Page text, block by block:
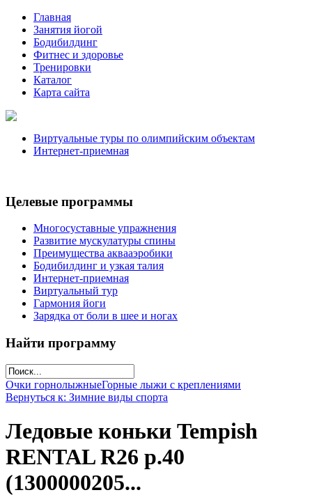
Главная
Занятия йогой
Бодибилдинг
Фитнес и здоровье
Тренировки
Каталог
Карта сайта
Виртуальные туры по олимпийским объектам
Интернет-приемная
Целевые программы
Многосуставные упражнения
Развитие мускулатуры спины
Преимущества аквааэробики
Бодибилдинг и узкая талия
Интернет-приемная
Виртуальный тур
Гармония йоги
Зарядка от боли в шее и ногах
Найти программу
Очки горнолыжныеГорные лыжи с креплениями
Вернуться к: Зимние виды спорта
Ледовые коньки Tempish
RENTAL R26 р.40
(1300000205...